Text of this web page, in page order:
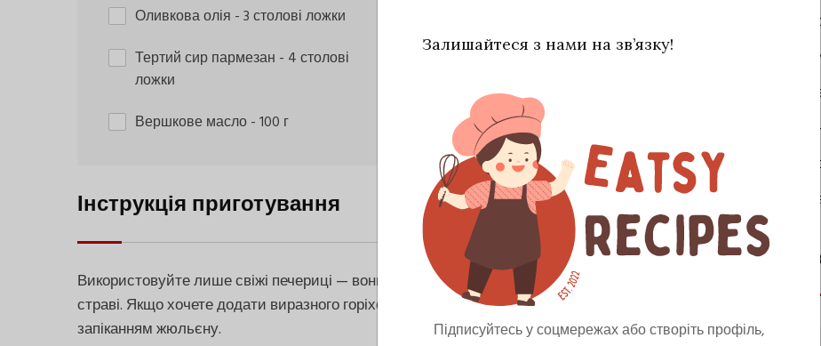
Оливкова олія - 3 столові ложки
Тертий сир пармезан - 4 столові
ложки
Вершкове масло- 100 г
Інструкція приготування
Використовуйте лише свіжі печериці — вони дадуть приємну текстуру й не надто темнітимуть у
страві. Якщо хочете додати виразного горіхового відтінку, натріть трішки мускатного горіха перед
запіканням жюльєну.
Залишайтеся з нами на зв’язку!
Підписуйтесь у соцмережах або створіть профіль,